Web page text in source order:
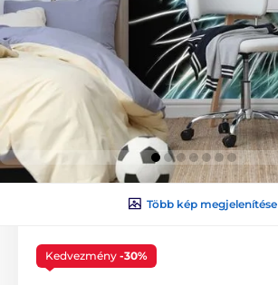
Több kép megjelenítése
Kedvezmény -30%